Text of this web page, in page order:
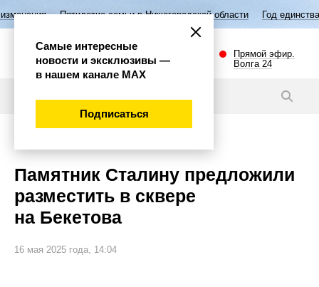
семьи в Нижегородской области Год единства народов
Прямой эфир.
Волга 24
Памятник Сталину предложили
разместить в сквере
на Бекетова
16 мая 2025 года, 14:04
Самые интересные
новости и эксклюзивы —
в нашем канале МАХ
Подписаться